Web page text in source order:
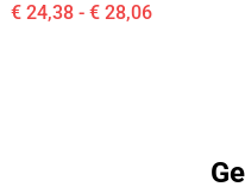
€ 24,38 - € 28,06